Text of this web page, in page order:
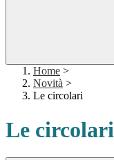
Home >
Novità >
Le circolari
Le circolari